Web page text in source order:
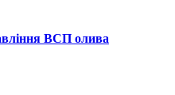
ВСП олива